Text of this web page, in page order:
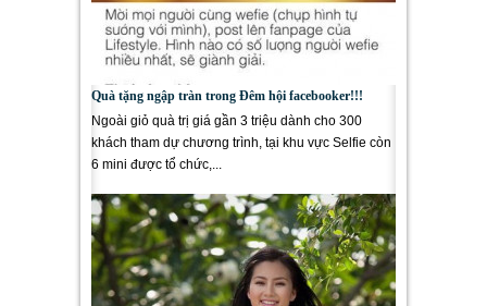
Quà tặng ngập tràn trong Đêm hội facebooker!!!
Ngoài giỏ quà trị giá gần 3 triệu dành cho 300
khách tham dự chương trình, tại khu vực Selfie còn
6 mini được tổ chức,...